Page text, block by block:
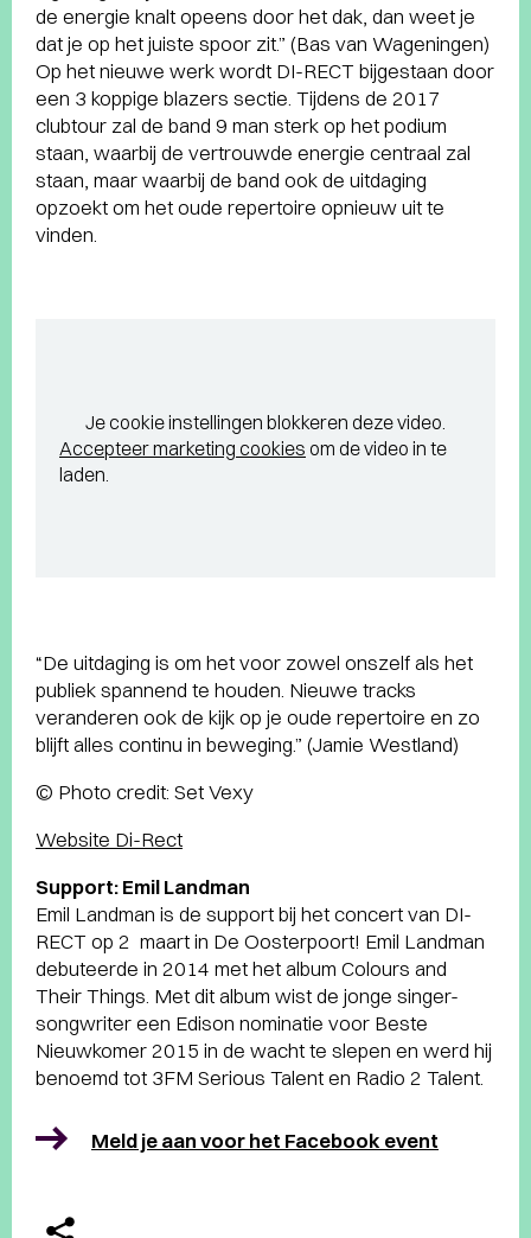
de energie knalt opeens door het dak, dan weet je
dat je op het juiste spoor zit.” (Bas van Wageningen)
Op het nieuwe werk wordt DI-RECT bijgestaan door
een 3 koppige blazers sectie. Tijdens de 2017
clubtour zal de band 9 man sterk op het podium
staan, waarbij de vertrouwde energie centraal zal
staan, maar waarbij de band ook de uitdaging
opzoekt om het oude repertoire opnieuw uit te
vinden.
Je cookie instellingen blokkeren deze video.
Accepteer marketing cookies om de video in te
laden.
“De uitdaging is om het voor zowel onszelf als het
publiek spannend te houden. Nieuwe tracks
veranderen ook de kijk op je oude repertoire en zo
blijft alles continu in beweging.” (Jamie Westland)
© Photo credit: Set Vexy
Website Di-Rect
Support: Emil Landman
Emil Landman is de support bij het concert van DI-
RECT op 2 maart in De Oosterpoort! Emil Landman
debuteerde in 2014 met het album Colours and
Their Things. Met dit album wist de jonge singer-
songwriter een Edison nominatie voor Beste
Nieuwkomer 2015 in de wacht te slepen en werd hij
benoemd tot 3FM Serious Talent en Radio 2 Talent.
Meld je aan voor het Facebook event